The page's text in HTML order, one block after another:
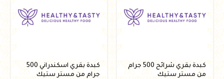
كبدة بقري شرائح 500 جرام
من مستر ستيك
كبدة بقري اسكندراني 500
جرام من مستر ستيك